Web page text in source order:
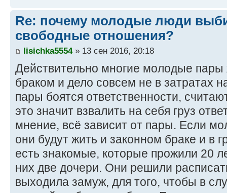
Re: почему молодые люди
свободные отношения?
lisichka5554» 13 сен 2016, 20:18
Действительно многие молодые пары
браком и дело совсем не в затратах
пары боятся ответственности,
это значит взвалить на себя груз
мнение, всё зависит от пары. Если
они будут жить и законном браке и в
есть знакомые, которые прожили 20
них две дочери. Они решили
выходила замуж, для того, чтобы в